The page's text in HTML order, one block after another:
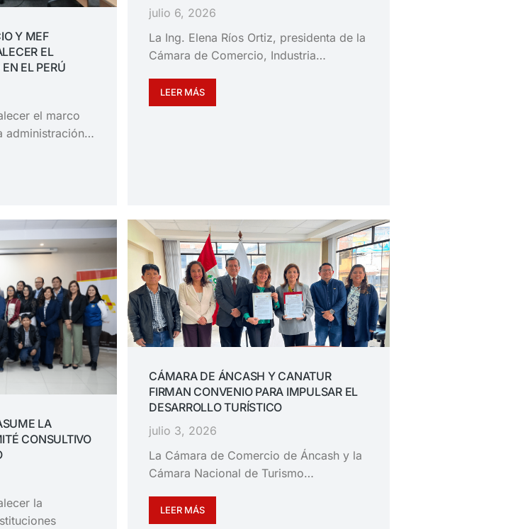
Y MEF
EL
EL PERÚ
el marco
administración…
julio 6, 2026
La Ing. Elena Ríos Ortiz, presidenta de la
Cámara de Comercio, Industria…
LEER MÁS
LA
CONSULTIVO
la
CÁMARA DE ÁNCASH Y CANATUR
FIRMAN CONVENIO PARA IMPULSAR EL
DESARROLLO TURÍSTICO
julio 3, 2026
La Cámara de Comercio de Áncash y la
Cámara Nacional de Turismo…
LEER MÁS